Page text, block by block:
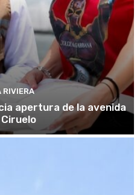
RIVIERA
apertura de la avenida